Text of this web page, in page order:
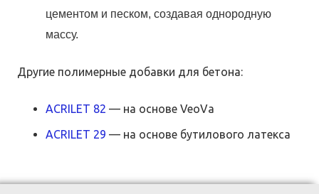
цементом и песком, создавая однородную
массу.
Другие полимерные добавки для бетона:
ACRILET 82 — на основе VeoVa
AСRILET 29 — на основе бутилового латекса